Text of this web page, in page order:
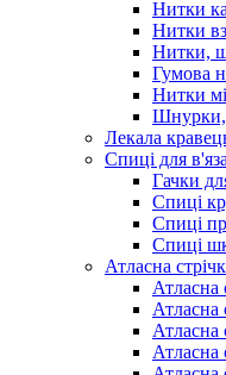
Нитки
Нитки
Нитки,
Гумова
Нитки
Шнурки,
Лекала
Cпиці для
Гачки
Спиці
Спиці
Спиці
Атласна
Атласна
Атласна
Атласна
Атласна